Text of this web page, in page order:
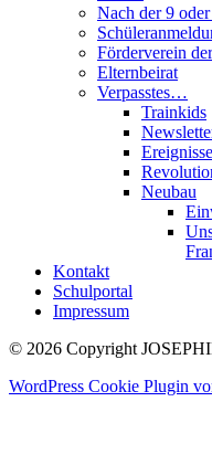
Nach der 9
Förderverein
Elternbeirat
Verpasstes…
Trainkids
Ereignisse
Neubau
Kontakt
Schulportal
Impressum
© 2026 Copyright
WordPress Cookie Plugin